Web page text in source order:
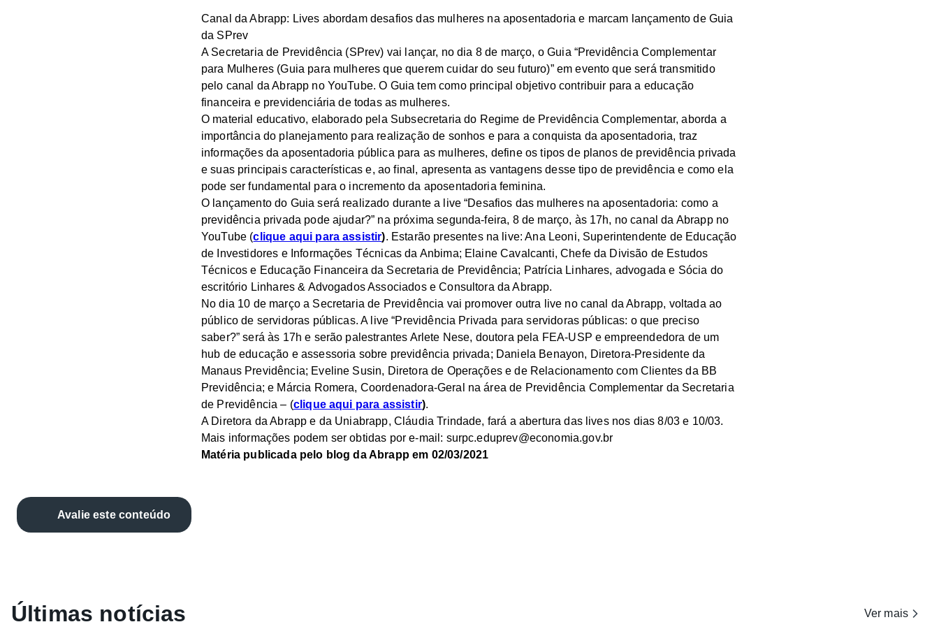
Canal da Abrapp: Lives abordam desafios das mulheres na aposentadoria e marcam lançamento de Guia
da SPrev
A Secretaria de Previdência (SPrev) vai lançar, no dia 8 de março, o Guia “Previdência Complementar
para Mulheres (Guia para mulheres que querem cuidar do seu futuro)” em evento que será transmitido
pelo canal da Abrapp no YouTube. O Guia tem como principal objetivo contribuir para a educação
financeira e previdenciária de todas as mulheres.
O material educativo, elaborado pela Subsecretaria do Regime de Previdência Complementar, aborda a
importância do planejamento para realização de sonhos e para a conquista da aposentadoria, traz
informações da aposentadoria pública para as mulheres, define os tipos de planos de previdência privada
e suas principais características e, ao final, apresenta as vantagens desse tipo de previdência e como ela
pode ser fundamental para o incremento da aposentadoria feminina.
O lançamento do Guia será realizado durante a live “Desafios das mulheres na aposentadoria: como a
previdência privada pode ajudar?” na próxima segunda-feira, 8 de março, às 17h, no canal da Abrapp no
YouTube (clique aqui para assistir). Estarão presentes na live: Ana Leoni, Superintendente de Educação
de Investidores e Informações Técnicas da Anbima; Elaine Cavalcanti, Chefe da Divisão de Estudos
Técnicos e Educação Financeira da Secretaria de Previdência; Patrícia Linhares, advogada e Sócia do
escritório Linhares & Advogados Associados e Consultora da Abrapp.
No dia 10 de março a Secretaria de Previdência vai promover outra live no canal da Abrapp, voltada ao
público de servidoras públicas. A live “Previdência Privada para servidoras públicas: o que preciso
saber?” será às 17h e serão palestrantes Arlete Nese, doutora pela FEA-USP e empreendedora de um
hub de educação e assessoria sobre previdência privada; Daniela Benayon, Diretora-Presidente da
Manaus Previdência; Eveline Susin, Diretora de Operações e de Relacionamento com Clientes da BB
Previdência; e Márcia Romera, Coordenadora-Geral na área de Previdência Complementar da Secretaria
de Previdência – (clique aqui para assistir).
A Diretora da Abrapp e da Uniabrapp, Cláudia Trindade, fará a abertura das lives nos dias 8/03 e 10/03.
Mais informações podem ser obtidas por e-mail: surpc.eduprev@economia.gov.br
Matéria publicada pelo blog da Abrapp em 02/03/2021
Avalie este conteúdo
Últimas notícias Ver mais